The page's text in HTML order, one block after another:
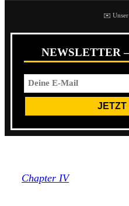
✉️ Unser
NEWSLETTER
Chapter IVihr bislang